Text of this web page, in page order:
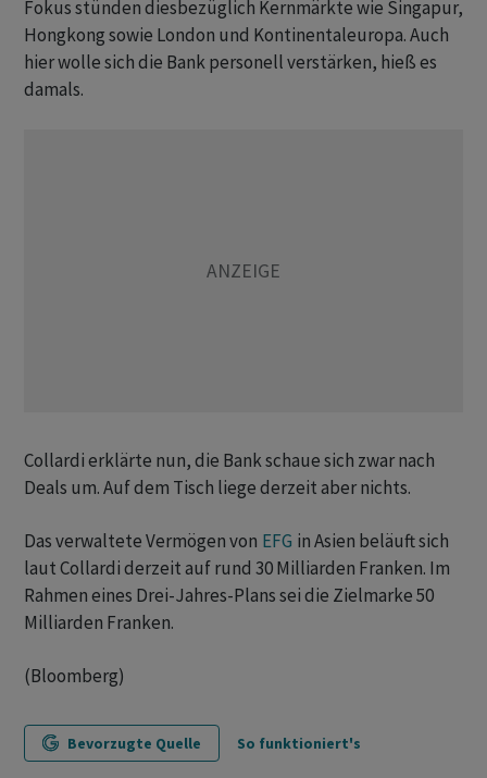
Fokus stünden diesbezüglich Kernmärkte wie Singapur,
Hongkong sowie London und Kontinentaleuropa. Auch
hier wolle sich die Bank personell verstärken, hieß es
damals.
Collardi erklärte nun, die Bank schaue sich zwar nach
Deals um. Auf dem Tisch liege derzeit aber nichts.
Das verwaltete Vermögen von EFG in Asien beläuft sich
laut Collardi derzeit auf rund 30 Milliarden Franken. Im
Rahmen eines Drei-Jahres-Plans sei die Zielmarke 50
Milliarden Franken.
(Bloomberg)
Bevorzugte Quelle So funktioniert's